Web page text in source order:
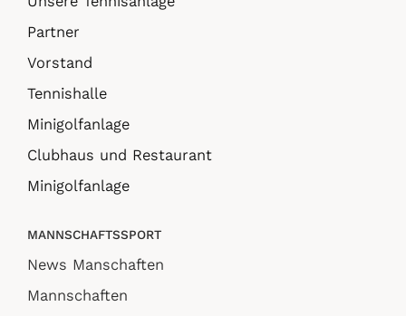
Partner
Vorstand
Tennishalle
Minigolfanlage
Clubhaus und Restaurant
Minigolfanlage
MANNSCHAFTSSPORT
News Manschaften
Mannschaften